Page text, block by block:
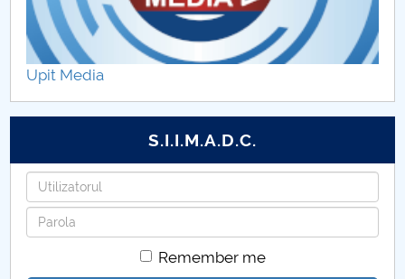
Parteneri de practică
Ghid de studii
Upit Media
S.I.I.M.A.D.C.
Username
Password
Remember me